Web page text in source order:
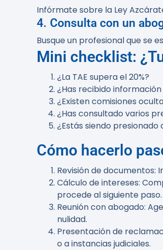
Infórmate sobre la Ley
4. Consulta con un
Busque un profesional que se
Mini checklist:
¿La TAE supera el 20%?
¿Has recibido
¿Existen comisiones
¿Has consultado varios
¿Estás siendo
Cómo hacerlo
Revisión de documentos:
Cálculo de intereses:
procede al siguiente paso.
Reunión con abogado:
nulidad.
Presentación de
o a instancias judiciales.